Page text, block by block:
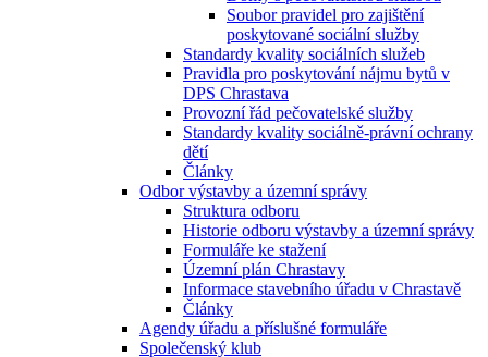
Soubor pravidel pro zajištění
poskytované sociální služby
Standardy kvality sociálních služeb
Pravidla pro poskytování nájmu bytů v
DPS Chrastava
Provozní řád pečovatelské služby
Standardy kvality sociálně-právní ochrany
dětí
Články
Odbor výstavby a územní správy
Struktura odboru
Historie odboru výstavby a územní správy
Formuláře ke stažení
Územní plán Chrastavy
Informace stavebního úřadu v Chrastavě
Články
Agendy úřadu a příslušné formuláře
Společenský klub